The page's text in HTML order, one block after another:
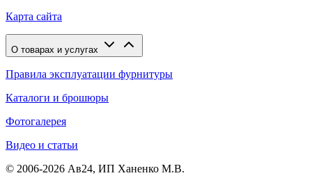
Карта сайта
О товарах и услугах
Правила эксплуатации фурнитуры
Каталоги и брошюры
Фотогалерея
Видео и статьи
© 2006-2026 Ав24, ИП Ханенко М.В.